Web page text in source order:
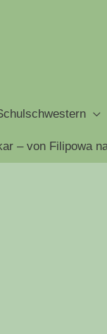
– von Filipowa